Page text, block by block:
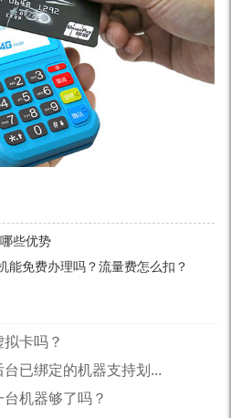
些优势
能免费办理吗？流量费怎么扣？
卡吗？
已绑定的机器支持划...
机器够了吗？